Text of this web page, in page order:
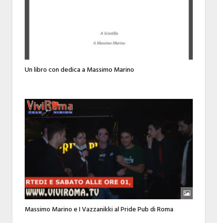
Un libro con dedica a Massimo Marino
Massimo Marino e I Vazzanikki al Pride Pub di Roma